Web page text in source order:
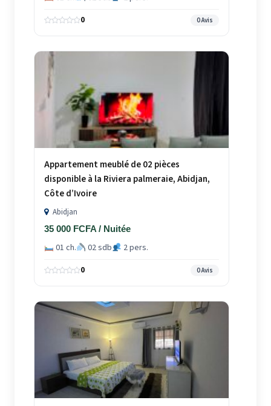
0 0 Avis
Appartement meublé de 02 pièces
disponible à la Riviera palmeraie, Abidjan,
Côte d’Ivoire
Abidjan
35 000 FCFA / Nuitée
01 ch. 02 sdb 2 pers.
0 0 Avis